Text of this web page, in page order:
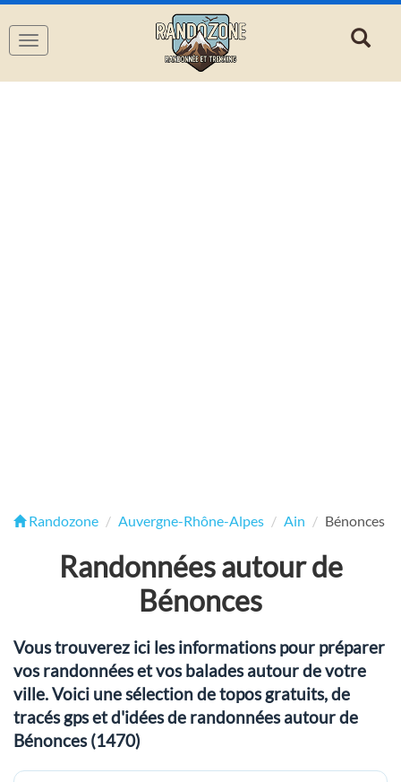
Navigation
Randozone Auvergne-Rhône-Alpes Ain Bénonces
Randonnées autour de
Bénonces
Vous trouverez ici les informations pour préparer
vos randonnées et vos balades autour de votre
ville. Voici une sélection de topos gratuits, de
tracés gps et d'idées de randonnées autour de
Bénonces (1470)